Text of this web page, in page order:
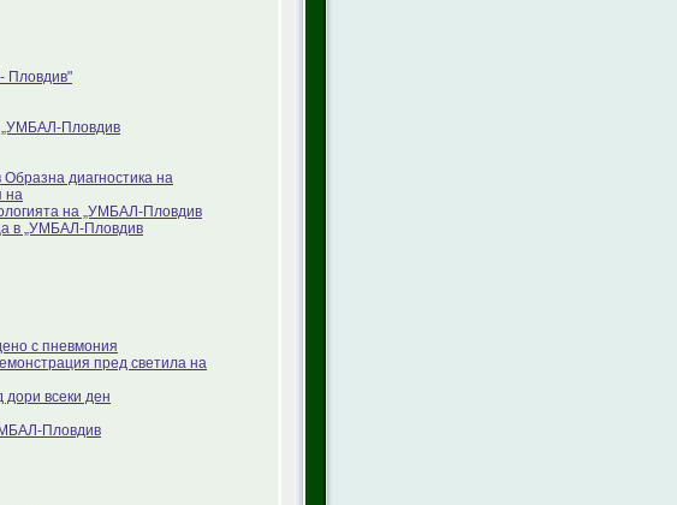
Пловдив"
„УМБАЛ-Пловдив
диагностика на
на
на „УМБАЛ-Пловдив
в „УМБАЛ-Пловдив
с пневмония
пред светила на
дори всеки ден
Пловдив